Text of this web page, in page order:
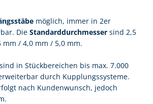
möglich, immer in 2er
Die Standarddurchmessersind 2,5
mm / 4,0 mm / 5,0 mm.
in Stückbereichen bis max. 7.000
durch Kupplungssysteme.
nach Kundenwunsch, jedoch